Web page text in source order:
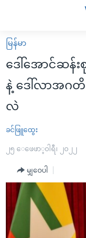
လွယ်ကူ
စေ
သည့်
Link
များ
ပင်မ
အကြောင်းအရာ
သို့
ကျော်
ကြည့်
ပင်မ
ညွန်း
မူလစာမျက်နှာ
မြန်မာ
ကမ္ဘာ့သတင်းများ
နိုင်ငံတကာ
အစ္စရေး-ပါလက်စတိုင်း
ဗွီဒီယို
အင်္ဂလိပ်စာလေ့လာမယ်
အမေရိကန်သုံးအီဒီယံ
မကြေးမုံရဲ့ အင်္ဂလိပ်စာ
ရုပ်ရှင်ထဲက အင်္ဂလိပ်စာ
သုတပဒေသာ အင်္ဂလိပ်စာ
အပတ်စဉ်ကဏ္ဍများ
ရေဒီယို
တီဗွီ
ရေဒီယိုနှင့်ရုပ်သံ အချ
ရေဒီယို/တီဗွီအစီအစဉ်
Learning English
မြန်မာ
ဒေါ်အောင်ဆန်
နဲ့ ဒေါ်လာအဂ
လဲ
ခင်ဖြူထွေး
၂၅ ေဖေဖာ္၀ါရီ၊ ၂၀၂၂
မျှဝေပါ